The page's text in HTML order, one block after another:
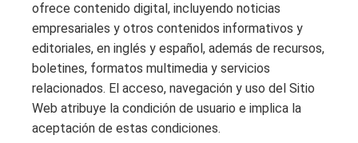
ofrece contenido digital, incluyendo noticias
empresariales y otros contenidos informativos y
editoriales, en inglés y español, además de recursos,
boletines, formatos multimedia y servicios
relacionados. El acceso, navegación y uso del Sitio
Web atribuye la condición de usuario e implica la
aceptación de estas condiciones.